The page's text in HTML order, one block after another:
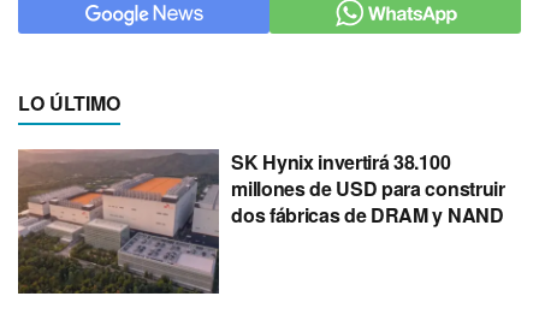
LO ÚLTIMO
SK Hynix invertirá 38.100
millones de USD para construir
dos fábricas de DRAM y NAND